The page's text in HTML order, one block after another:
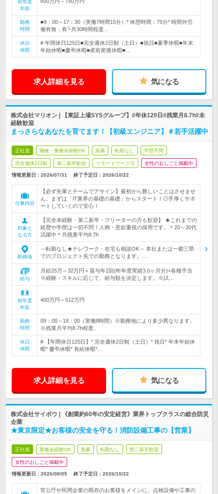
初年度
年収
勤務
時間
■9：00～17：30（実働7時間15分）* 休憩時間：75分* 時間外労
働有無：有└月30時間程度…
休日
休暇
# 年間休日125日■完全週休2日制（土日）■祝日■夏季休暇■年末
年始休暇■慶弔休暇■産前産後休暇■…
求人詳細を見る 気になる
株式会社マリオン | 【東証上場SYSグループ】#年休120日#残業月8.7h#未
経験歓迎
まっさらなあなたを育てます！【初級エンジニア】＃若手活躍中
正社員 職種・業種未経験OK 急募 転勤なし 学歴不問
完全週休2日制 第二新卒歓迎 リモートワーク可 女性のおしごと掲載中
情報更新日：2026/07/31 終了予定日： 2026/10/22
仕事内容
【必ず先輩とチームでアサイン】最初から難しいことはさせませ
ん。まずは「IT業界の基礎の基礎」からスタート！◎手厚くサポ
ートしていくので安心！
対象と
なる方
【完全未経験・第二新卒・フリーターの方も歓迎】 ★これまでの
経歴や学歴は一切不問！人柄・意欲重視の採用です。＊20～30代
活躍中＊月残業平均8.7h
勤務地
～転勤なし★テレワーク・在宅も相談OK～ 本社または一都三県
でのプロジェクト先での勤務となります。…
給与
月給25万～32万円＋賞与年2回(昨年度実績3.0ヶ月分)+各種手当
※経験・スキルに応じて、給与額を決定します。※試…
初年度
年収
400万円～512万円
勤務
時間
09：00～18：00（実働8時間）※勤務地により多少異なります。
※残業月平均8.7h程度。
休日
休暇
# 【年間休日120日】* 完全週休2日制（土日）* 祝日* 年末年始休
暇* 慶弔休暇* 有給休暇*…
求人詳細を見る 気になる
株式会社サイボウ | 《創業約60年の安定経営》業界トップクラスの総合防災
企業
★東京限定★お客様の安全を守る！消防設備工事の【営業】
正社員 業種未経験OK 急募 転勤なし 第二新卒歓迎
女性のおしごと掲載中
情報更新日：2026/08/05 終了予定日： 2026/10/22
官公庁や民間企業の既存のお客様をメインに、点検設備や工事の